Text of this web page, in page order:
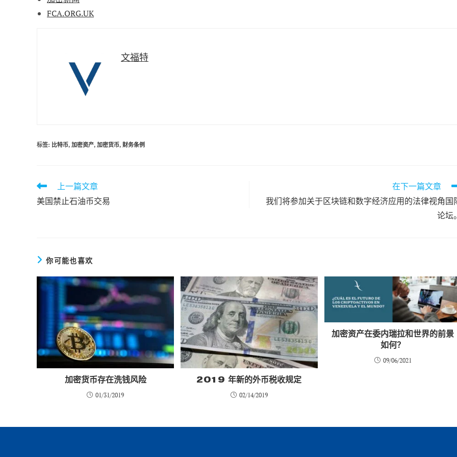
FCA.ORG.UK
文福特
标签: 比特币, 加密资产, 加密货币, 财务条例
阅
读
更
上一篇文章
美国禁止石油币交易
在下一篇文章
我们将参加关于区块链和数字经济应用的法律视角国
论坛
你可能也喜欢
加密货币存在洗钱风险
01/31/2019
2019 年新的外币税收规定
02/14/2019
加密资产在委内瑞拉和世界的前景
如何？
09/06/2021